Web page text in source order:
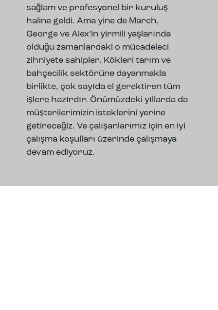
sağlam ve profesyonel bir kuruluş
haline geldi. Ama yine de March,
George ve Alex’in yirmili yaşlarında
olduğu zamanlardaki o mücadeleci
zihniyete sahipler. Kökleri tarım ve
bahçecilik sektörüne dayanmakla
birlikte, çok sayıda el gerektiren tüm
işlere hazırdır. Önümüzdeki yıllarda da
müşterilerimizin isteklerini yerine
getireceğiz. Ve çalışanlarımız için en iyi
çalışma koşulları üzerinde çalışmaya
devam ediyoruz.